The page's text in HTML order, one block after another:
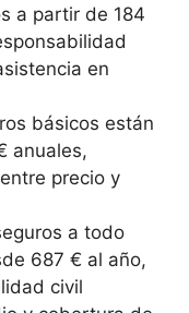
a partir de 184
en
básicos están
anuales,
precio y
a todo
687 € al año,
civil